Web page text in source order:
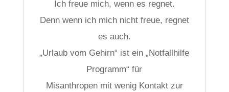
Ich freue mich, wenn es regnet.
Denn wenn ich mich nicht freue, regnet
es auch.
„Urlaub vom Gehirn“ ist ein „Notfallhilfe
Programm“ für
Misanthropen mit wenig Kontakt zur